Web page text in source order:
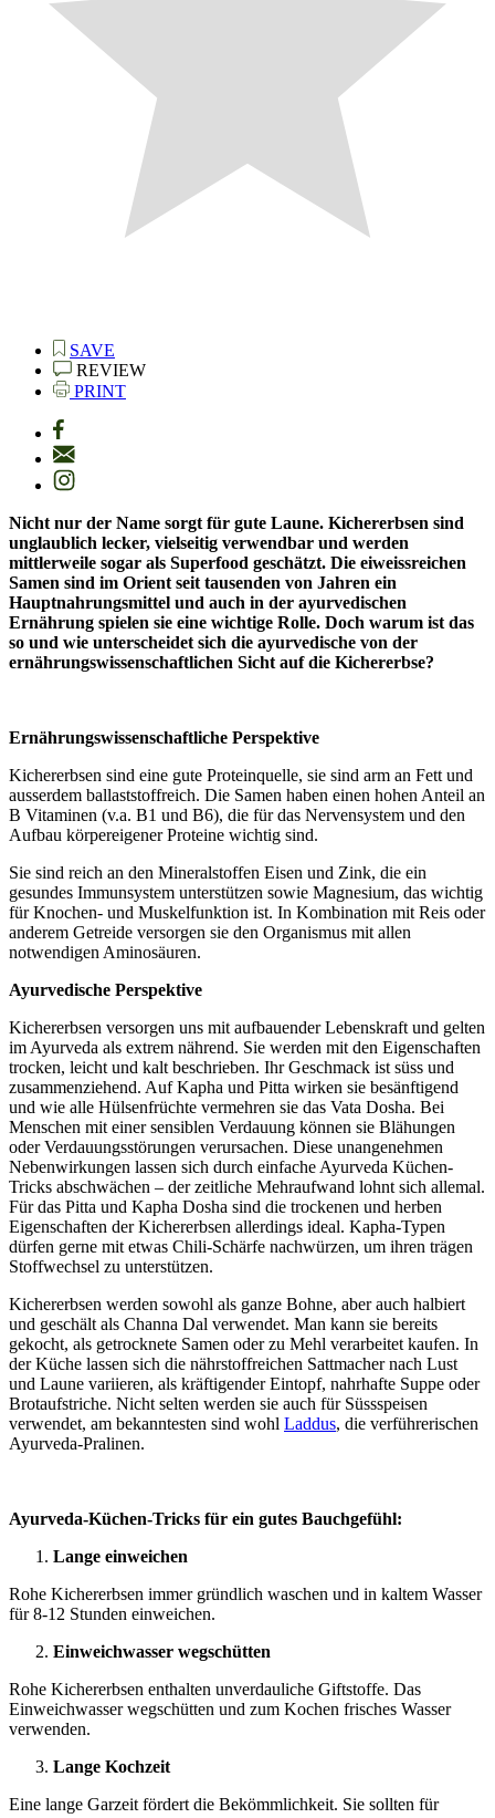
SAVE
REVIEW
PRINT
Nicht nur der Name sorgt für gute Laune. Kichererbsen sind
unglaublich lecker, vielseitig verwendbar und werden
mittlerweile sogar als Superfood geschätzt. Die eiweissreichen
Samen sind im Orient seit tausenden von Jahren ein
Hauptnahrungsmittel und auch in der ayurvedischen
Ernährung spielen sie eine wichtige Rolle. Doch warum ist das
so und wie unterscheidet sich die ayurvedische von der
ernährungswissenschaftlichen Sicht auf die Kichererbse?
Ernährungswissenschaftliche Perspektive
Kichererbsen sind eine gute Proteinquelle, sie sind arm an Fett und
ausserdem ballaststoffreich. Die Samen haben einen hohen Anteil an
B Vitaminen (v.a. B1 und B6), die für das Nervensystem und den
Aufbau körpereigener Proteine wichtig sind.
Sie sind reich an den Mineralstoffen Eisen und Zink, die ein
gesundes Immunsystem unterstützen sowie Magnesium, das wichtig
für Knochen- und Muskelfunktion ist. In Kombination mit Reis oder
anderem Getreide versorgen sie den Organismus mit allen
notwendigen Aminosäuren.
Ayurvedische Perspektive
Kichererbsen versorgen uns mit aufbauender Lebenskraft und gelten
im Ayurveda als extrem nährend. Sie werden mit den Eigenschaften
trocken, leicht und kalt beschrieben. Ihr Geschmack ist süss und
zusammenziehend. Auf Kapha und Pitta wirken sie besänftigend
und wie alle Hülsenfrüchte vermehren sie das Vata Dosha. Bei
Menschen mit einer sensiblen Verdauung können sie Blähungen
oder Verdauungsstörungen verursachen. Diese unangenehmen
Nebenwirkungen lassen sich durch einfache Ayurveda Küchen-
Tricks abschwächen – der zeitliche Mehraufwand lohnt sich allemal.
Für das Pitta und Kapha Dosha sind die trockenen und herben
Eigenschaften der Kichererbsen allerdings ideal. Kapha-Typen
dürfen gerne mit etwas Chili-Schärfe nachwürzen, um ihren trägen
Stoffwechsel zu unterstützen.
Kichererbsen werden sowohl als ganze Bohne, aber auch halbiert
und geschält als Channa Dal verwendet. Man kann sie bereits
gekocht, als getrocknete Samen oder zu Mehl verarbeitet kaufen. In
der Küche lassen sich die nährstoffreichen Sattmacher nach Lust
und Laune variieren, als kräftigender Eintopf, nahrhafte Suppe oder
Brotaufstriche. Nicht selten werden sie auch für Süssspeisen
verwendet, am bekanntesten sind wohl Laddus, die verführerischen
Ayurveda-Pralinen.
Ayurveda-Küchen-Tricks für ein gutes Bauchgefühl:
Lange einweichen
Rohe Kichererbsen immer gründlich waschen und in kaltem Wasser
für 8-12 Stunden einweichen.
Einweichwasser wegschütten
Rohe Kichererbsen enthalten unverdauliche Giftstoffe. Das
Einweichwasser wegschütten und zum Kochen frisches Wasser
verwenden.
Lange Kochzeit
Eine lange Garzeit fördert die Bekömmlichkeit. Sie sollten für